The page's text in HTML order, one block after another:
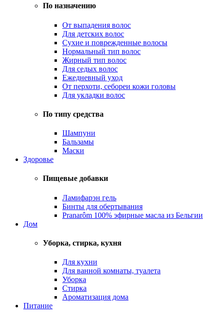
По назначению
От выпадения волос
Для детских волос
Сухие и поврежденные волосы
Нормальный тип волос
Жирный тип волос
Для седых волос
Ежедневный уход
От перхоти, себореи кожи головы
Для укладки волос
По типу средства
Шампуни
Бальзамы
Маски
Здоровье
Пищевые добавки
Ламифарэн гель
Бинты для обертывания
Pranarôm 100% эфирные масла из Бельгии
Дом
Уборка, стирка, кухня
Для кухни
Для ванной комнаты, туалета
Уборка
Стирка
Ароматизация дома
Питание